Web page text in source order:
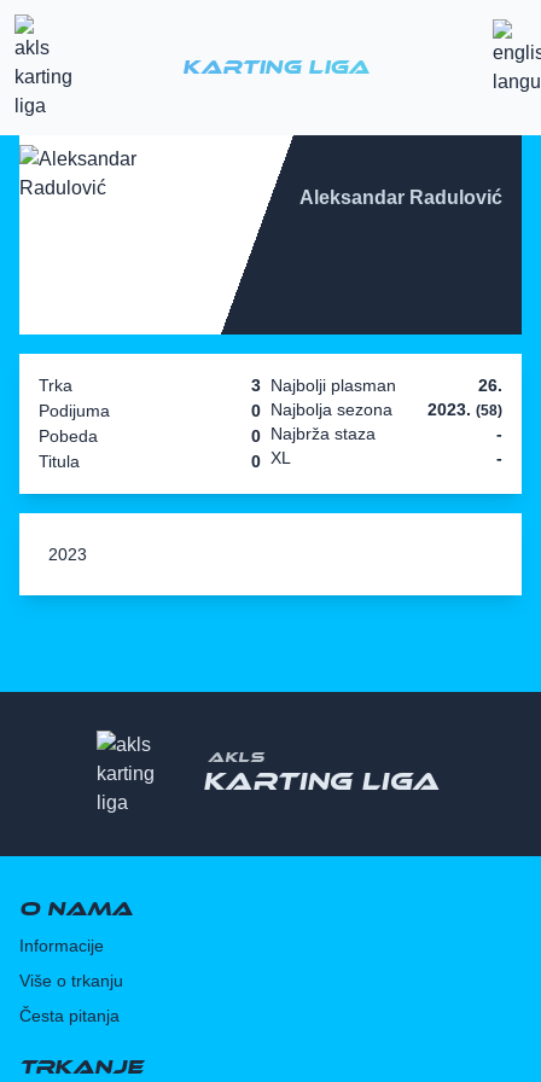
Karting Liga
Aleksandar Radulović
Trka
3
Podijuma
0
Pobeda
0
Titula
0
Najbolji plasman
26.
Najbolja sezona
2023. (58)
Najbrža staza
-
XL
-
2023
AKLS
Karting liga
O nama
Informacije
Više o trkanju
Česta pitanja
Trkanje